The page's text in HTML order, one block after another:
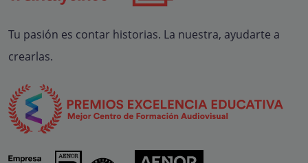
Tu pasión es contar historias. La nuestra, ayudarte a
crearlas.